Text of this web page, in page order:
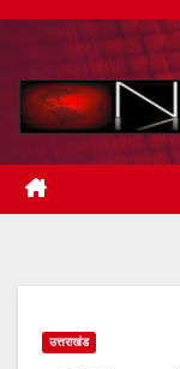
Skip
content
उत्तराखंड